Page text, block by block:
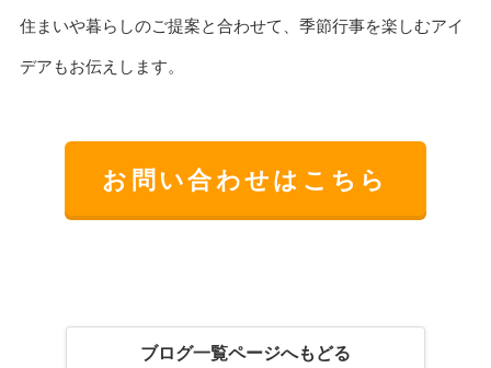
住まいや暮らしのご提案と合わせて、季節行事を楽しむアイ
デアもお伝えします。
お問い合わせはこちら
ブログ一覧ページへもどる